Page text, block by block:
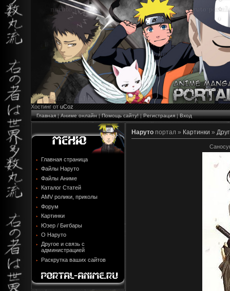
Хостинг от uCoz
Главная|Аниме онлайн|Помощь сайту!|Регистрация|Вход
Главная страница
Файлы Наруто
Файлы Аниме
Каталог Статей
AMV ролики, приколы
Форум
Картинки
Юзер / Бигбары
О Наруто
Другое и связь с
администрацией
Раскрутка ваших сайтов
Наруто портал » Картинки »